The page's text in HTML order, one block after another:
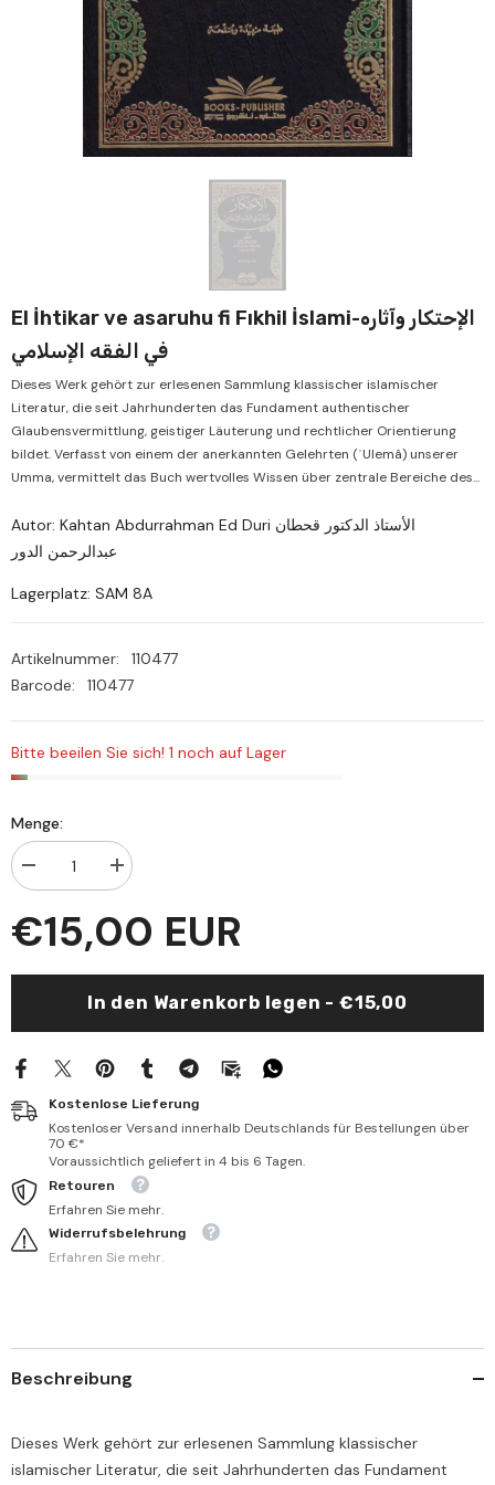
El İhtikar ve asaruhu fi Fıkhil İslami-الإحتكار وآثاره
في الفقه الإسلامي
Dieses Werk gehört zur erlesenen Sammlung klassischer islamischer
Literatur, die seit Jahrhunderten das Fundament authentischer
Glaubensvermittlung, geistiger Läuterung und rechtlicher Orientierung
bildet. Verfasst von einem der anerkannten Gelehrten (ʿUlemâ) unserer
Umma, vermittelt das Buch wertvolles Wissen über zentrale Bereiche des...
Autor: Kahtan Abdurrahman Ed Duri الأستاذ الدكتور قحطان
عبدالرحمن الدور
Lagerplatz: SAM 8A
Artikelnummer:
110477
Barcode:
110477
Bitte beeilen Sie sich! 1 noch auf Lager
Menge:
verringern
El
İhtikar
asaruhu
الإسلامي
Menge
erhöhen
El
İhtikar
asaruhu
Fıkhil
وآثاره
الإسلامي
€15,00 EUR
In den Warenkorb legen - €15,00
Kostenlose Lieferung
Kostenloser Versand innerhalb Deutschlands für Bestellungen über
70 €*
Voraussichtlich geliefert in 4 bis 6 Tagen.
Retouren
Erfahren Sie mehr.
Widerrufsbelehrung
Erfahren Sie mehr.
Beschreibung
Dieses Werk gehört zur erlesenen Sammlung klassischer
islamischer Literatur, die seit Jahrhunderten das Fundament